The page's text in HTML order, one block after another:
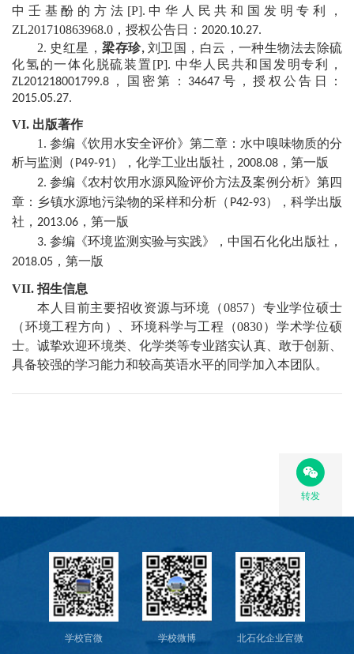
中壬基酚的方法 [P]. 中华人民共和国发明专利
，
ZL201710863968.0 ， 授权公告日 ： 2020.10.27.
2. 史红星，梁存珍, 刘 卫国 ，白云，一种生物法去除硫
化氢的一体化脱硫装置 [P]. 中华人民共和国发明专利 ，
ZL201218001799.8 ， 国 密第： 34647 号 ，授权公告日 ：
2015.05.27.
VI. 出版著作
1. 参编《饮用水安全评价》第二章：水中嗅味物质的分
析与监测（ P49-91），化学工业出版社， 2008.08 ，第一版
2.参编 《农村饮用水源风险评价方法及案例分析》第四
章：乡镇水源地污染物的采样和分析（ P42-93），科学出版
社， 2013.06 ，第一版
3.参编《环境监测实验与实践》，中国石化化出版社，
2018.05 ，第一版
VII. 招生信息
本人目前主要招收资源与环境 （0857）专业学位硕士
（环境工程方向）、环境科学与工程 （0830）学术学位硕
士。诚挚欢迎环境类、 化学类等专业踏实认真、敢于创新、
具备较强的学习能力和较高英语水平的同学加入本团队。
转发
学校官微 学校微博 北石化企业官微